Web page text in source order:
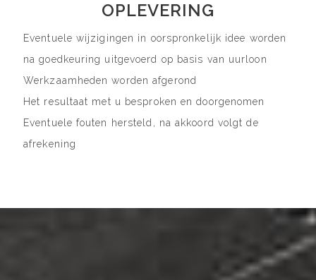
OPLEVERING
Eventuele wijzigingen in oorspronkelijk idee worden
na goedkeuring uitgevoerd op basis van uurloon
Werkzaamheden worden afgerond
Het resultaat met u besproken en doorgenomen
Eventuele fouten hersteld, na akkoord volgt de
afrekening